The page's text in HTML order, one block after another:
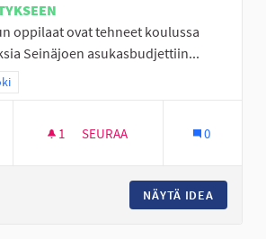
oppilaat ovat tehneet koulussa
Seinäjoen asukasbudjettiin...
mukaan: Eteläinen Seinäjoki
1 1 SEURAAJA
SEURAA 0
NÄYTÄ IDEA